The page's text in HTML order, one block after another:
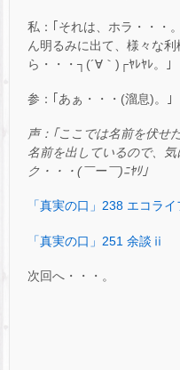
私：｢それは、ホラ・・・
ん明るみに出て、様々な
ら・・・┐(´∀｀)┌ﾔﾚﾔﾚ。｣
参：｢あぁ・・・(溜息)。｣
声：｢ここでは名前を伏せ
名前を出しているので、
ク・・・ (￣ー￣)ﾆﾔﾘ｣
「真実の口」238 エコラ
「真実の口」251 余談ⅱ
次回へ・・・。